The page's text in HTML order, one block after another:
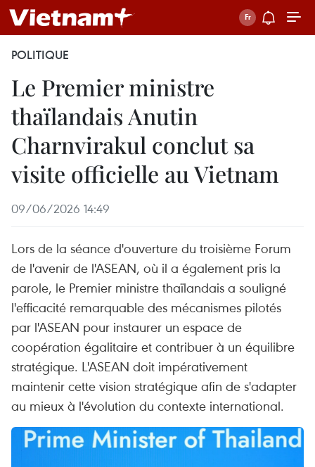
POLITIQUE
Le Premier ministre
thaïlandais Anutin
Charnvirakul conclut sa
visite officielle au Vietnam
09/06/2026 14:49
Lors de la séance d'ouverture du troisième Forum
de l'avenir de l'ASEAN, où il a également pris la
parole, le Premier ministre thaïlandais a souligné
l'efficacité remarquable des mécanismes pilotés
par l'ASEAN pour instaurer un espace de
coopération égalitaire et contribuer à un équilibre
stratégique. L'ASEAN doit impérativement
maintenir cette vision stratégique afin de s'adapter
au mieux à l'évolution du contexte international.